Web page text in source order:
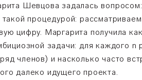
Шевцова задалась
процедурой:
цифру. Маргарита получила
задачи: для каждого
членов) и насколько часто
далеко идущего проекта.